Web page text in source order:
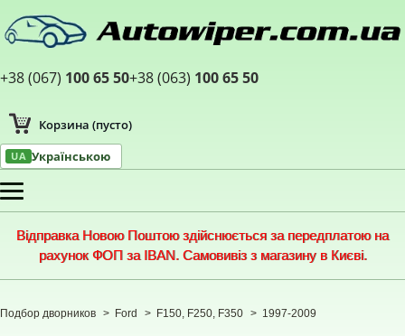
+38 (067) 100 65 50+38 (063) 100 65 50
Корзина (пусто)
UA Українською
Меню
Відправка Новою Поштою здійснюється за передплатою на
рахунок ФОП за IBAN. Самовивіз з магазину в Києві.
Подбор дворников > Ford > F150, F250, F350 > 1997-2009